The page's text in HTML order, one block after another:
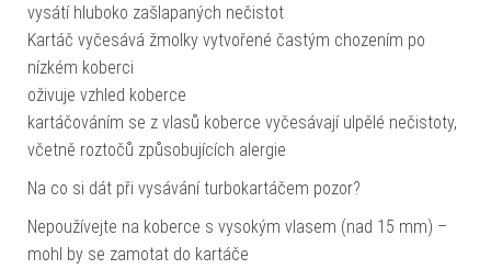
vysátí hluboko zašlapaných nečistot
Kartáč vyčesává žmolky vytvořené častým chozením po
nízkém koberci
oživuje vzhled koberce
kartáčováním se z vlasů koberce vyčesávají ulpělé nečistoty,
včetně roztočů způsobujících alergie
Na co si dát při vysávání turbokartáčem pozor?
Nepoužívejte na koberce s vysokým vlasem (nad 15 mm) –
mohl by se zamotat do kartáče